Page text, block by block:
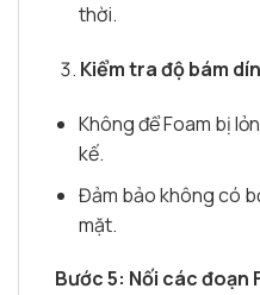
thời.
Kiểm tra độ bám
Không để Foam bị
kế.
Đảm bảo không có
mặt.
Bước 5: Nối các đoạn